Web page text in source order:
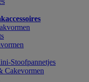
Stoofpannetjes
Cakevormen